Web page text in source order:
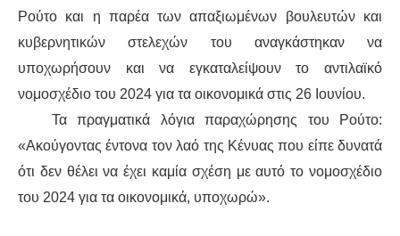
Ρούτο και η παρέα των απαξιωμένων βουλευτών και
κυβερνητικών στελεχών του αναγκάστηκαν να
υποχωρήσουν και να εγκαταλείψουν το αντιλαϊκό
νομοσχέδιο του 2024 για τα οικονομικά στις 26 Ιουνίου.
Τα πραγματικά λόγια παραχώρησης του Ρούτο:
«Ακούγοντας έντονα τον λαό της Κένυας που είπε δυνατά
ότι δεν θέλει να έχει καμία σχέση με αυτό το νομοσχέδιο
του 2024 για τα οικονομικά, υποχωρώ».